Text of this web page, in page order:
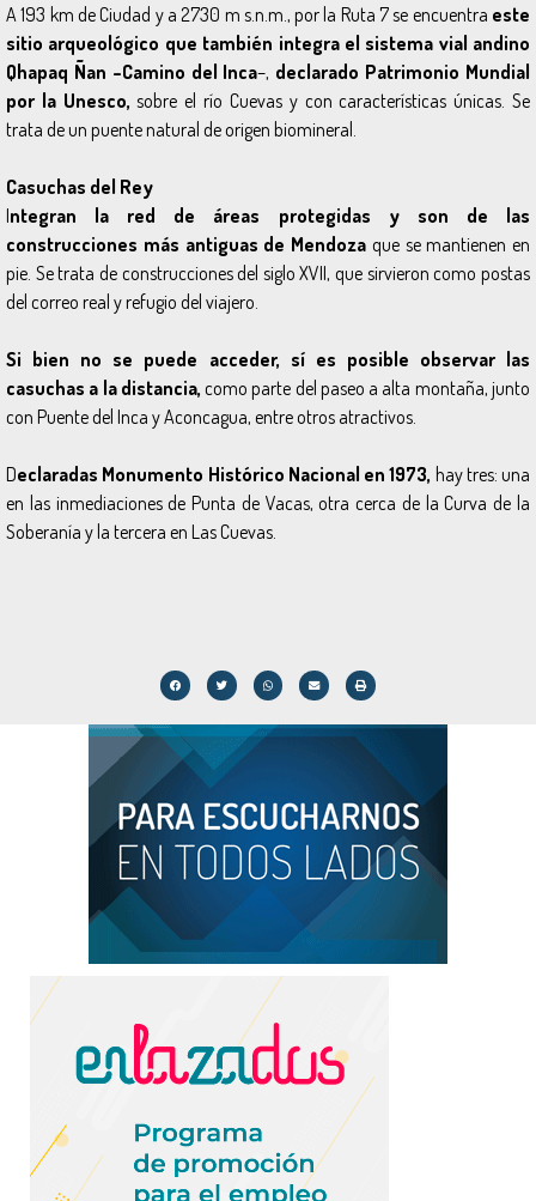
A 193 km de Ciudad y a 2730 m s.n.m., por la Ruta 7 se encuentra este
sitio arqueológico que también integra el sistema vial andino
Qhapaq Ñan –Camino del Inca–, declarado Patrimonio Mundial
por la Unesco, sobre el río Cuevas y con características únicas. Se
trata de un puente natural de origen biomineral.
Casuchas del Rey
Integran la red de áreas protegidas y son de las
construcciones más antiguas de Mendoza que se mantienen en
pie. Se trata de construcciones del siglo XVII, que sirvieron como postas
del correo real y refugio del viajero.
Si bien no se puede acceder, sí es posible observar las
casuchas a la distancia,como parte del paseo a alta montaña, junto
con Puente del Inca y Aconcagua, entre otros atractivos.
Declaradas Monumento Histórico Nacional en 1973, hay tres: una
en las inmediaciones de Punta de Vacas, otra cerca de la Curva de la
Soberanía y la tercera en Las Cuevas.